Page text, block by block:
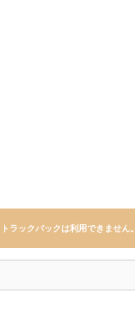
トラックバックは利用できません。